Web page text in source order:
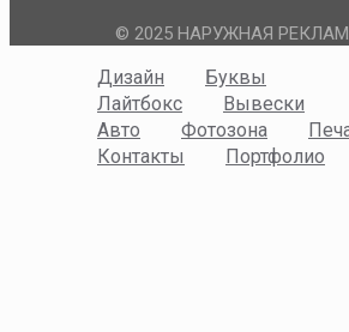
© 2025 НАРУЖНАЯ
Дизайн
Буквы
Лайтбокс
Вывески
Авто
Фотозона
Контакты
Портфолио